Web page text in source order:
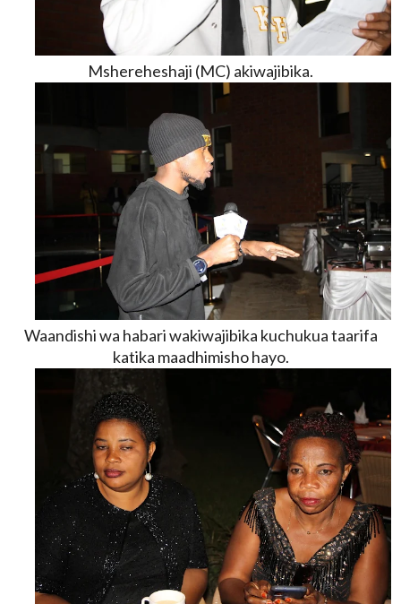
Mshereheshaji (MC) akiwajibika.
Waandishi wa habari wakiwajibika kuchukua taarifa
katika maadhimisho hayo.